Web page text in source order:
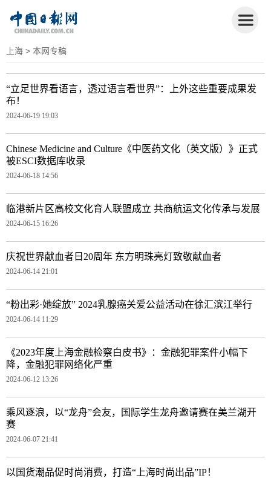
上海 > 本网专稿
“立足世界看语言，透过语言看世界”：上外这些重要成果发
布！
2024-06-19 19:03
Chinese Medicine and Culture《中医药文化（英文版）》正式
被ESCI数据库收录
2024-06-18 14:56
临港新片区高校文化育人联盟成立 共商航运文化传承与发展
2024-06-15 16:26
庆祝世界献血者日20周年 东方明珠亮灯致敬献血者
2024-06-14 21:01
“粉出彩·她绽放” 2024乳腺癌关爱公益活动在徐汇滨江举行
2024-06-14 11:29
《2023年度上海金融检察白皮书》：金融犯罪案件小幅下
降，金融犯罪网络化严重
2024-06-12 13:26
乘风逐浪，以“龙舟”会友，国际学生龙舟邀请赛在美兰湖开
赛
2024-06-07 21:41
以国货潮品促时尚消费，打造“上海时尚出品”IP！